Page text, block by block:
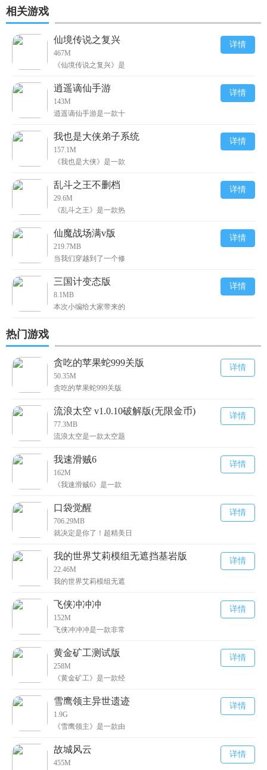
币、无限宝
石)
相关游戏
仙境传说之复兴
467M
《仙境传说之复兴》是
详情
逍遥谪仙手游
143M
逍遥谪仙手游是一款十
详情
我也是大侠弟子系统
157.1M
《我也是大侠》是一款
详情
乱斗之王不删档
29.6M
《乱斗之王》是一款热
详情
仙魔战场满v版
219.7MB
当我们穿越到了一个修
详情
三国计变态版
8.1MB
本次小编给大家带来的
详情
热门游戏
贪吃的苹果蛇999关版
50.35M
贪吃的苹果蛇999关版
详情
流浪太空 v1.0.10破解版(无限金币)
77.3MB
流浪太空是一款太空题
详情
我速滑贼6
162M
《我速滑贼6》是一款
详情
口袋觉醒
706.29MB
就决定是你了！超精美日
详情
我的世界艾莉模组无遮挡基岩版
22.46M
我的世界艾莉模组无遮
详情
飞侠冲冲冲
152M
飞侠冲冲冲是一款非常
详情
黄金矿工测试版
258M
《黄金矿工》是一款经
详情
雪鹰领主异世遗迹
1.9G
《雪鹰领主》是一款由
详情
故城风云
455M
详情